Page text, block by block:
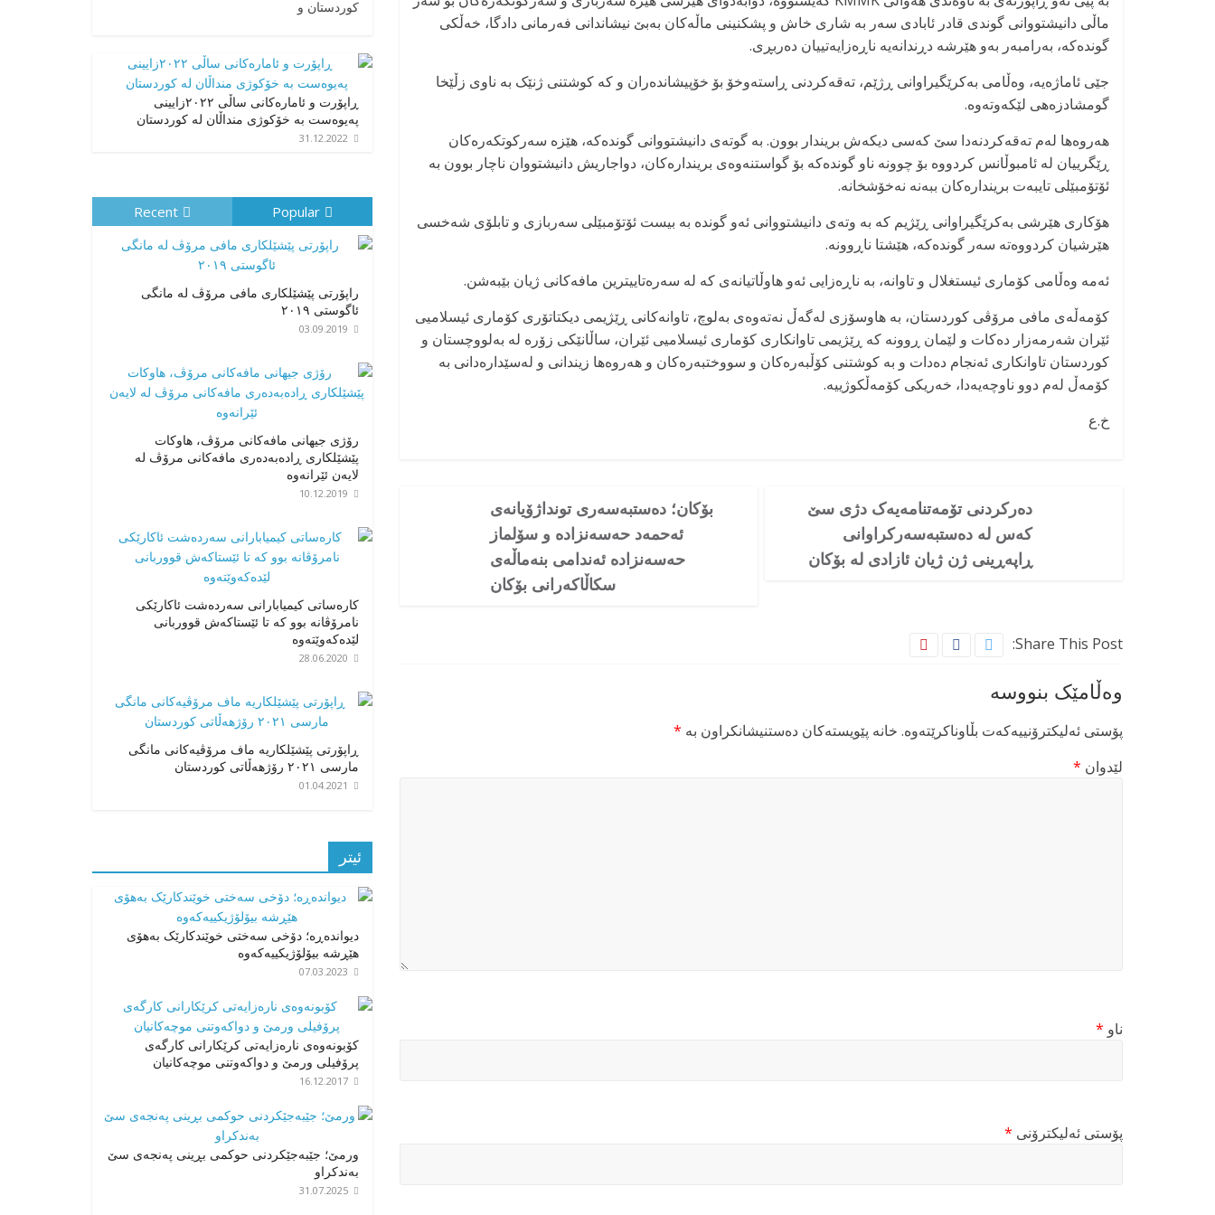
ماڵی دانیشتووانی گوندی قادر ئابادی سەر بە شاری خاش و پشکنینی ماڵەکان بەبێ نیشاندانی فەرمانی دادگا، خەڵکی
گوندەکە، بەرامبەر بەو هێرشە دڕندانەیە ناڕەزایەتییان دەربڕی.
جێی ئاماژەیه، وەڵامی بەکرێگیراوانی ڕژێم، تەقەکردنی ڕاستەوخۆ بۆ خۆپیشاندەران و کە کوشتنی ژنێک بە ناوی زڵێخا
گومشادزەهی لێکەوتەوە.
هەروەها لەم تەقەکردنەدا سێ کەسی دیکەش بریندار بوون. بە گوتەی دانیشتووانی گوندەکە، هێزە سەرکوتکەرەکان
ڕێگرییان له ئامبوڵانس کردووە بۆ چوونە ناو گوندەکە بۆ گواستنەوەی بریندارەکان، دواجاریش دانیشتووان ناچار بوون بە
ئۆتۆمبێلی تایبەت بریندارەکان ببەنە نەخۆشخانە.
هۆکاری هێرشی بەکرێگیراوانی ڕێژیم کە بە وتەی دانیشتووانی ئەو گوندە بە بیست ئۆتۆمبێلی سەربازی و تابلۆی شەخسی
هێرشیان کردووەتە سەر گوندەکە، هێشتا ناڕوونە.
ئەمە وەڵامی کۆماری ئیستغلال و تاوانە، به ناڕەزایی ئەو هاوڵاتیانەی کە لە سەرەتاییترین مافەکانی ژیان بێبەشن.
کۆمەڵەی مافی مرۆڤی کوردستان، بە هاوسۆزی لەگەڵ نەتەوەی بەلوچ، تاوانەکانی ڕێژیمی دیکتاتۆری کۆماری ئیسلامیی
ئێران شەرمەزار دەکات و لێمان ڕوونە کە ڕێژیمی تاوانکاری کۆماری ئیسلامیی ئێران، ساڵانێکی زۆرە لە بەلووچستان و
کوردستان تاوانکاری ئەنجام دەدات و بە کوشتنی کۆڵبەرەکان و سووختبەرەکان و هەروەها زیندانی و لەسێدارەدانی بە
کۆمەڵ لەم دوو ناوچەیەدا، خەریکی کۆمەڵکوژییه.
خ.ع
دەرکردنی تۆمەتنامەیەک دژی سێ
کەس لە دەستبەسەرکراوانی
ڕاپەڕینی ژن ژیان ئازادی لە بۆکان
بۆکان؛ دەستبەسەری تونداژۆیانەی
ئەحمەد حەسەنزادە و سۆلماز
حەسەنزادە ئەندامی بنەماڵەی
سکاڵاکەرانی بۆکان
Share This Post:
وەڵامێک بنووسە
پۆستی ئەلیکترۆنییەکەت بڵاوناکرێتەوە. خانە پێویستەکان دەستنیشانکراون بە *
لێدوان *
ناو *
پۆستی ئەلیکترۆنی *
کوردستان و
ڕاپۆرت و ئامارەکانی ساڵی ٢٠٢٢زایینی
پەیوەست بە خۆکوژی منداڵان لە کوردستان
31.12.2022
Popular
Recent
راپۆرتی پێشێلكاری مافی مرۆڤ له‌ مانگی
ئاگوستی ٢٠١٩
03.09.2019
رۆژی جیهانی مافەکانی مرۆڤ، هاوکات
پێشێلکاری ڕادەبەدەری مافەکانی مرۆڤ لە
لایەن ئێرانەوە
10.12.2019
کارەساتی کیمیابارانی سەردەشت ئاکارێکی
نامرۆڤانە بوو کە تا ئێستاکەش قووربانی
لێدەکەوێتەوە
28.06.2020
ڕاپۆرتی پێشێلکاریە ماف مرۆڤیەکانی مانگی
مارسی ٢٠٢١ رۆژهەڵاتی کوردستان
01.04.2021
ئیتر
دیواندەڕە؛ دۆخی سەختی خوێندکارێک بەهۆی
هێڕشە بیۆلۆژیکییەکەوە
07.03.2023
کۆبونەوەی نارەزایەتی کرێکارانی کارگەی
پرۆفیلی ورمێ و دواکەوتنی موچەکانیان
16.12.2017
ورمێ؛ جێبەجێکردنی حوکمی بڕینی پەنجەی سێ
بەندکراو
31.07.2025